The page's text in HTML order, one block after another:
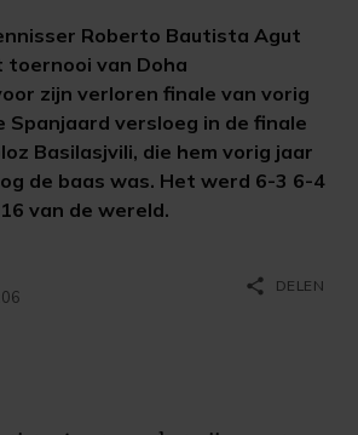
Roberto Bautista Agut
toernooi van Doha
zijn verloren finale van vorig
Spanjaard versloeg in de finale
Basilasjvili, die hem vorig jaar
de baas was. Het werd 6-3 6-4
van de wereld.
share DELEN